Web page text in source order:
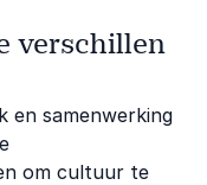
verschillen
en samenwerking
om cultuur te